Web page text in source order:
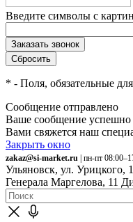
Введите символы с
* - Поля, обязательные
Сообщение отправлено
Ваше сообщение успешно
Вами свяжется наш
Закрыть окно
zakaz@si-market.ru | пн-пт
Ульяновск, ул. Урицкого,
Генерала Маргелова, 11